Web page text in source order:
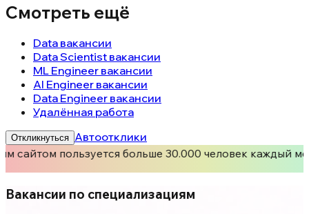
Смотреть ещё
Data вакансии
Data Scientist вакансии
ML Engineer вакансии
AI Engineer вакансии
Data Engineer вакансии
Удалённая работа
Откликнуться Автоотклики
сайтом пользуется больше 30.000 человек каждый
Вакансии по специализациям